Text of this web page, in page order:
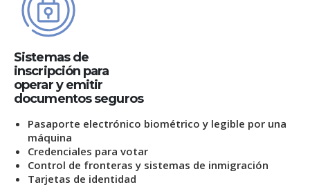
Sistemas de
inscripción para
operar y emitir
documentos seguros
Pasaporte electrónico biométrico y legible por una
máquina
Credenciales para votar
Control de fronteras y sistemas de inmigración
Tarjetas de identidad